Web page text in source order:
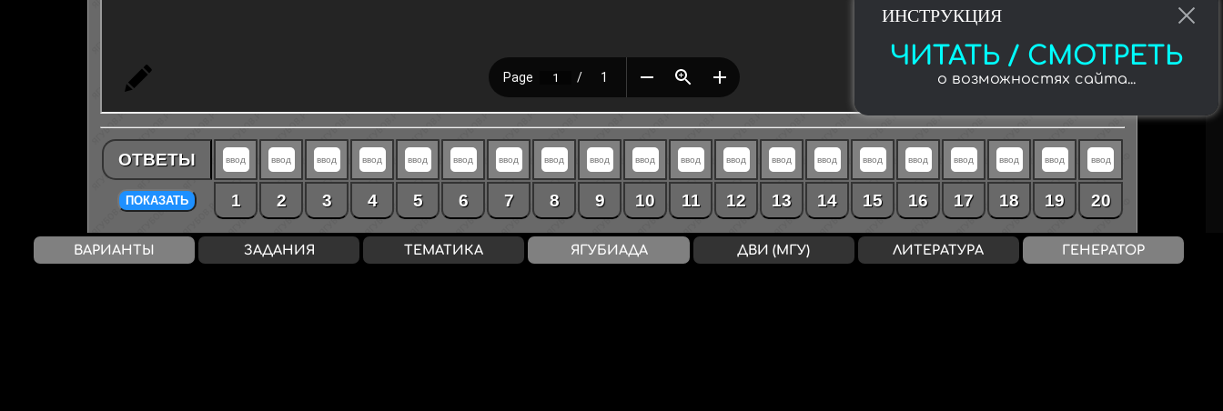
ИНСТРУКЦИЯ
ЧИТАТЬ / СМОТРЕТЬ
о возможностях сайта...
ОТВЕТЫ
ПОКАЗАТЬ 1 2 3 4 5 6 7 8 9 10 11 12 13 14 15 16 17 18 19 20
ВАРИАНТЫ ЗАДАНИЯ ТЕМАТИКА ЯГУБИАДА ДВИ (МГУ) ЛИТЕРАТУРА ГЕНЕРАТОР